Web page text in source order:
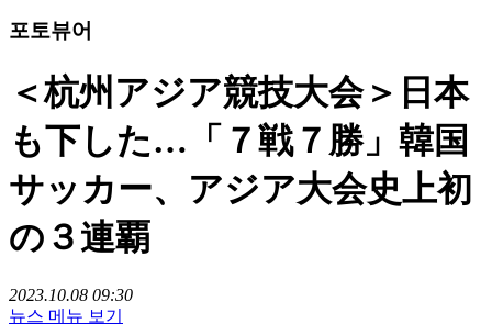
포토뷰어
＜杭州アジア競技大会＞日本
も下した…「７戦７勝」韓国
サッカー、アジア大会史上初
の３連覇
2023.10.08 09:30
뉴스 메뉴 보기